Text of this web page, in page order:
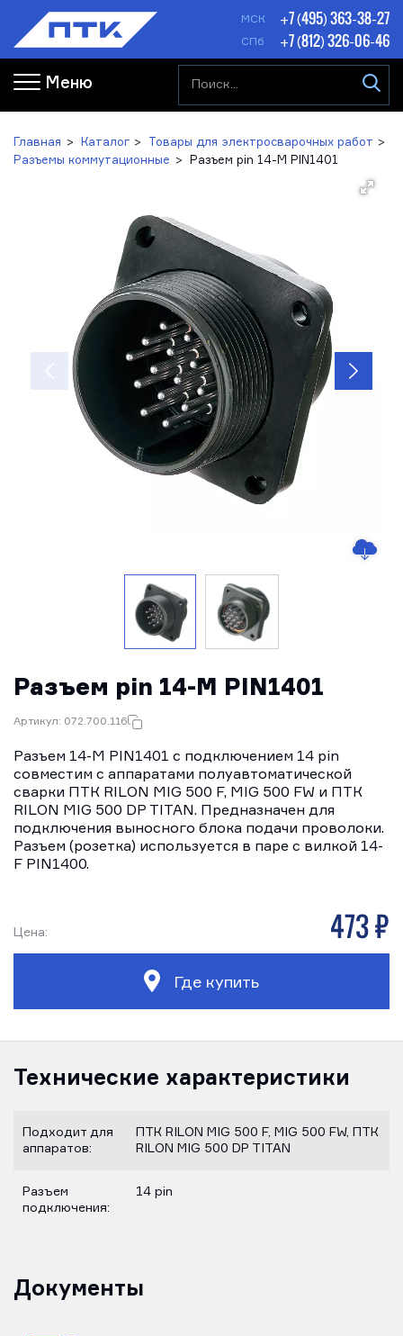
МСК +7 (495) 363-38-27
СПб +7 (812) 326-06-46
Меню
Главная Каталог
Товары для электросварочных работ
Разъемы коммутационные
Разъем pin 14-M PIN1401
Разъем pin 14-M PIN1401
Артикул: 072.700.116
Разъем 14-M PIN1401 с подключением 14 pin
совместим с аппаратами полуавтоматической
сварки ПТК RILON MIG 500 F, MIG 500 FW и ПТК
RILON MIG 500 DP TITAN. Предназначен для
подключения выносного блока подачи проволоки.
Разъем (розетка) используется в паре с вилкой 14-
F PIN1400.
Цена: 473 р
Где купить
Технические характеристики
Подходит для
аппаратов:
ПТК RILON MIG 500 F, MIG 500 FW, ПТК
RILON MIG 500 DP TITAN
Разъем
подключения:
14 pin
Документы